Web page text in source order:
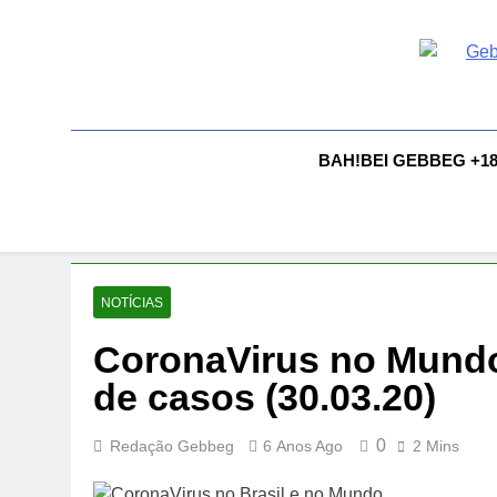
BAH!BEI GEBBEG +18
NOTÍCIAS
CoronaVirus no
de casos (30.03.20)
Redação Gebbeg 6 Anos Ago 0 2 Mins